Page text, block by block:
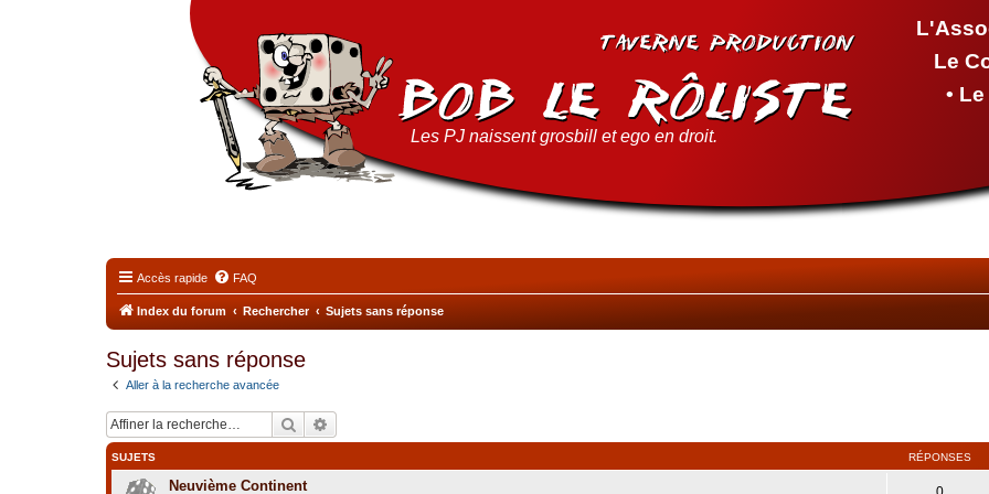
Le
•
Les PJ naissent grosbill et ego en droit.
Accès rapide FAQ
Index du forum Rechercher Sujets sans réponse
Sujets sans réponse
Aller à la recherche avancée
Rechercher
SUJETS RÉPONSES
Neuvième Continent